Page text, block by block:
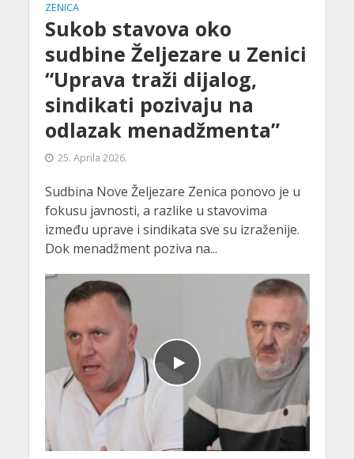
ZENICA
Sukob stavova oko
sudbine Željezare u Zenici
“Uprava traži dijalog,
sindikati pozivaju na
odlazak menadžmenta”
25. Aprila 2026.
Sudbina Nove Željezare Zenica ponovo je u
fokusu javnosti, a razlike u stavovima
između uprave i sindikata sve su izraženije.
Dok menadžment poziva na...